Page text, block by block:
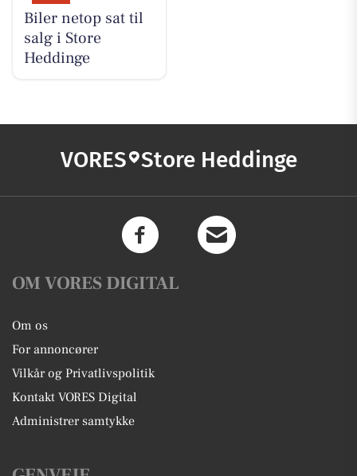
Biler netop sat til
salg i Store
Heddinge
VORES Store Heddinge
OM VORES DIGITAL
Om os
For annoncører
Vilkår og Privatlivspolitik
Kontakt VORES Digital
Administrer samtykke